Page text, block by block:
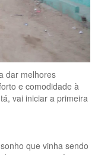
dar melhores
e comodidade à
vai iniciar a primeira
que vinha sendo